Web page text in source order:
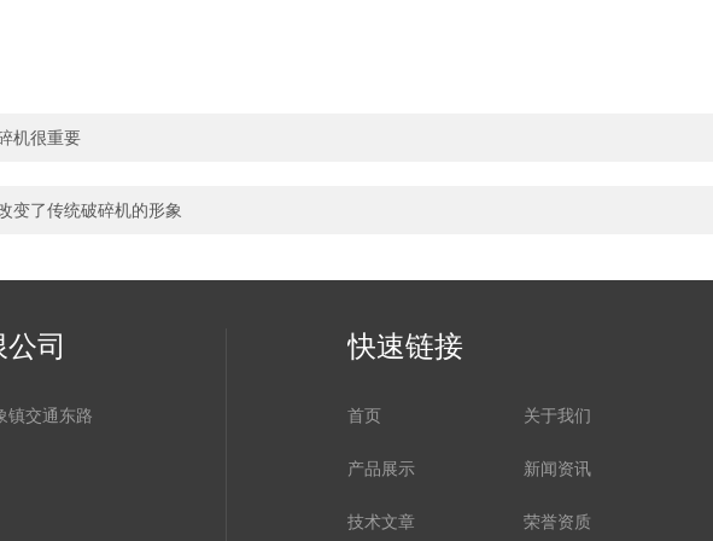
机很重要
变了传统破碎机的形象
司
镇交通东路
快速链接
首页 关于我们
产品展示 新闻资讯
技术文章 荣誉资质